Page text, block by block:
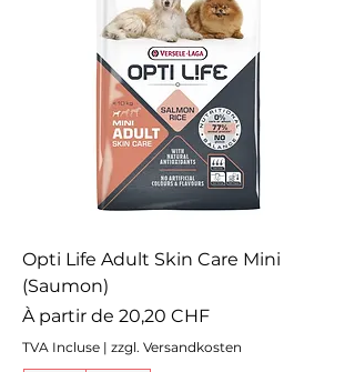
Opti Life Adult Skin Care Mini
(Saumon)
À partir de 20,20 CHF
Prix promotionnel
TVA Incluse | zzgl. Versandkosten